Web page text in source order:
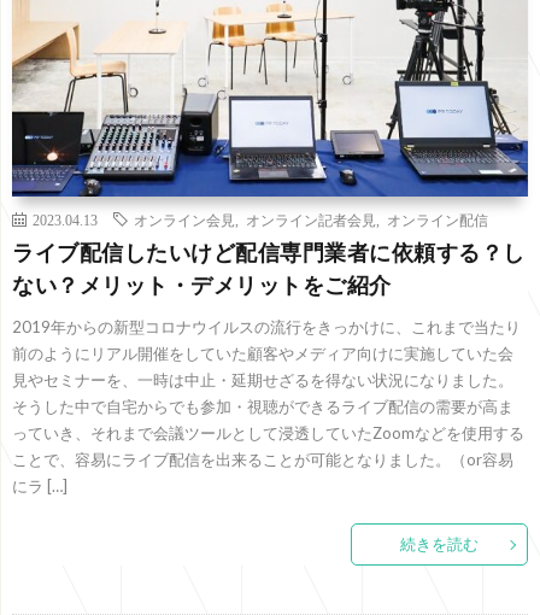
2023.04.13 オンライン会見 オンライン記者会見 オンライン配信
ライブ配信したいけど配信専門業者に依頼する？し
ない？メリット・デメリットをご紹介
2019年からの新型コロナウイルスの流行をきっかけに、これまで当たり
前のようにリアル開催をしていた顧客やメディア向けに実施していた会
見やセミナーを、一時は中止・延期せざるを得ない状況になりました。
そうした中で自宅からでも参加・視聴ができるライブ配信の需要が高ま
っていき、それまで会議ツールとして浸透していたZoomなどを使用する
ことで、容易にライブ配信を出来ることが可能となりました。（or容易
にラ […]
続きを読む